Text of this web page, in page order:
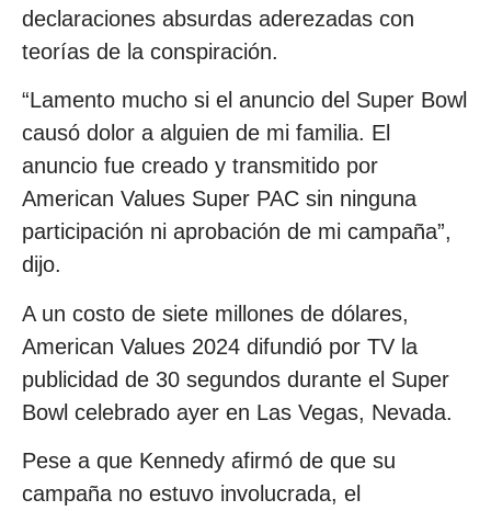
declaraciones absurdas aderezadas con
teorías de la conspiración.
“Lamento mucho si el anuncio del Super Bowl
causó dolor a alguien de mi familia. El
anuncio fue creado y transmitido por
American Values Super PAC sin ninguna
participación ni aprobación de mi campaña”,
dijo.
A un costo de siete millones de dólares,
American Values 2024 difundió por TV la
publicidad de 30 segundos durante el Super
Bowl celebrado ayer en Las Vegas, Nevada.
Pese a que Kennedy afirmó de que su
campaña no estuvo involucrada, el